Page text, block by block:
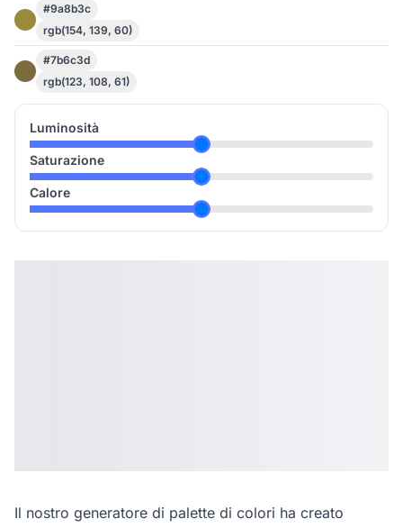
#9a8b3c
rgb(154, 139, 60)
#7b6c3d
rgb(123, 108, 61)
Luminosità
Saturazione
Calore
Il nostro generatore di palette di colori ha creato